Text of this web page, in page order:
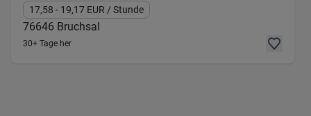
17,58 - 19,17 EUR / Stunde
76646 Bruchsal
30+ Tage her